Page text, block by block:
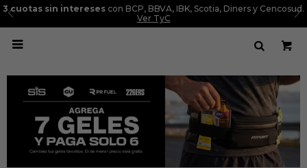
3 cuotas sin intereses con BCP, BBVA, IBK, Scotia, Diners y Cencosud.
Ver TyC
